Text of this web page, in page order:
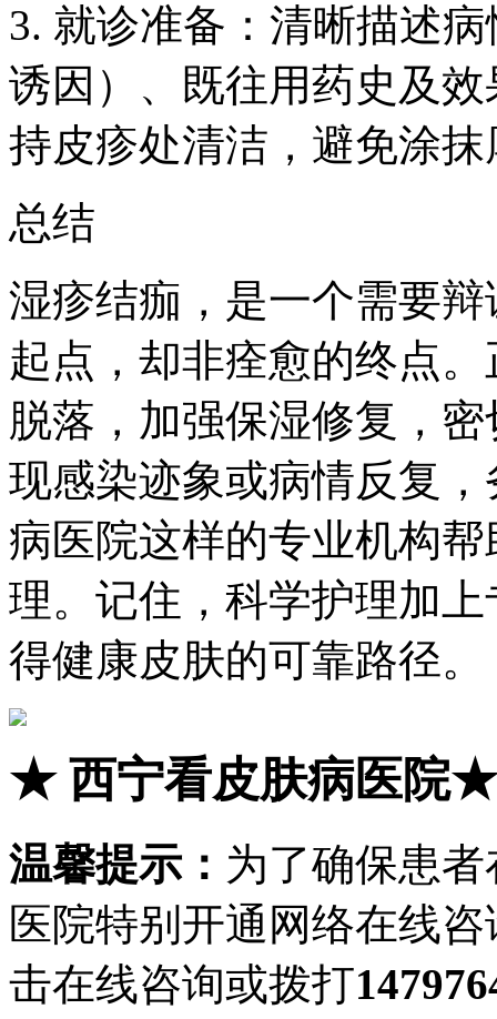
3. 就诊准备：清晰描述
诱因）、既往用药史及
持皮疹处清洁，避免涂
总结
湿疹结痂，是一个需要
起点，却非痊愈的终点
脱落，加强保湿修复，
现感染迹象或病情反复
病医院这样的专业机构
理。记住，科学护理加
得健康皮肤的可靠路径。
★西宁看皮肤病医院★
温馨提示： 为了确保患
医院特别开通网络在线
击在线咨询或拨打